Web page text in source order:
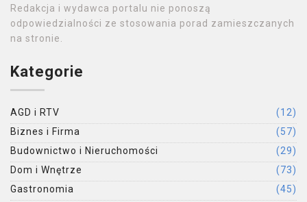
Redakcja i wydawca portalu nie ponoszą
odpowiedzialności ze stosowania porad zamieszczanych
na stronie.
Kategorie
AGD i RTV
(12)
Biznes i Firma
(57)
Budownictwo i Nieruchomości
(29)
Dom i Wnętrze
(73)
Gastronomia
(45)